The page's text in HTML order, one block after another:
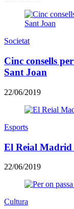
Societat
Cinc consells
Sant Joan
22/06/2019
Esports
El Reial Madrid
22/06/2019
Cultura